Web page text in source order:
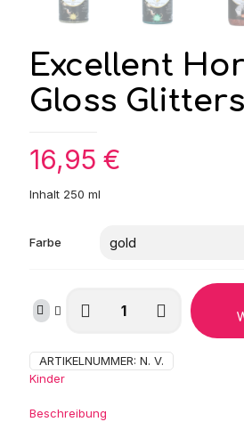
Excellent
Gloss
16,95 €
Inhalt 250 ml
Farbe
Glitterspray
Menge
ARTIKELNUMMER: N. V.
Kinder
Beschreibung